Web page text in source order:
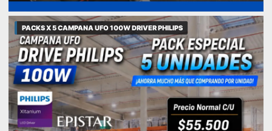
PACKS X 5 CAMPANA UFO 100W DRIVER PHILIPS